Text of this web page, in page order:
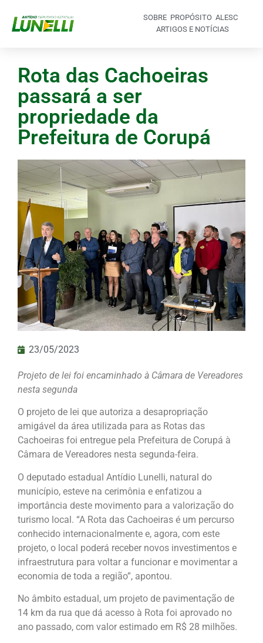
SOBRE PROPÓSITO ALESC
ARTIGOS E NOTÍCIAS
Rota das Cachoeiras
passará a ser
propriedade da
Prefeitura de Corupá
23/05/2023
Projeto de lei foi encaminhado à Câmara de Vereadores
nesta segunda
O projeto de lei que autoriza a desapropriação
amigável da área utilizada para as Rotas das
Cachoeiras foi entregue pela Prefeitura de Corupá à
Câmara de Vereadores nesta segunda-feira.
O deputado estadual Antídio Lunelli, natural do
município, esteve na cerimônia e enfatizou a
importância deste movimento para a valorização do
turismo local. “A Rota das Cachoeiras é um percurso
conhecido internacionalmente e, agora, com este
projeto, o local poderá receber novos investimentos e
infraestrutura para voltar a funcionar e movimentar a
economia de toda a região”, apontou.
No âmbito estadual, um projeto de pavimentação de
14 km da rua que dá acesso à Rota foi aprovado no
ano passado, com valor estimado em R$ 28 milhões.